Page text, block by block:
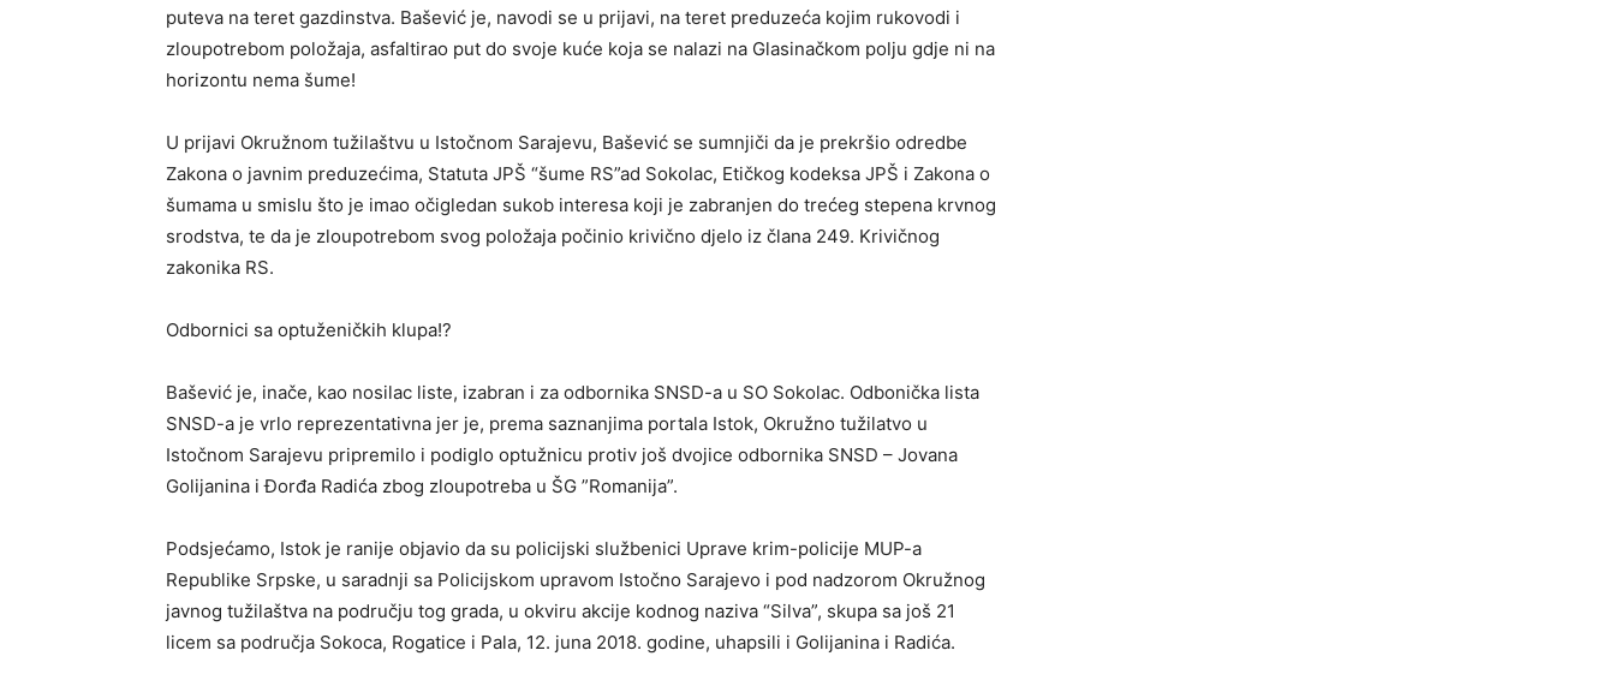
puteva na teret gazdinstva. Bašević je, navodi se u prijavi, na teret preduzeća kojim rukovodi i
zloupotrebom položaja, asfaltirao put do svoje kuće koja se nalazi na Glasinačkom polju gdje ni na
horizontu nema šume!
U prijavi Okružnom tužilaštvu u Istočnom Sarajevu, Bašević se sumnjiči da je prekršio odredbe
Zakona o javnim preduzećima, Statuta JPŠ “šume RS”ad Sokolac, Etičkog kodeksa JPŠ i Zakona o
šumama u smislu što je imao očigledan sukob interesa koji je zabranjen do trećeg stepena krvnog
srodstva, te da je zloupotrebom svog položaja počinio krivično djelo iz člana 249. Krivičnog
zakonika RS.
Odbornici sa optuženičkih klupa!?
Bašević je, inače, kao nosilac liste, izabran i za odbornika SNSD-a u SO Sokolac. Odbonička lista
SNSD-a je vrlo reprezentativna jer je, prema saznanjima portala Istok, Okružno tužilatvo u
Istočnom Sarajevu pripremilo i podiglo optužnicu protiv još dvojice odbornika SNSD – Jovana
Golijanina i Đorđa Radića zbog zloupotreba u ŠG ”Romanija”.
Podsjećamo, Istok je ranije objavio da su policijski službenici Uprave krim-policije MUP-a
Republike Srpske, u saradnji sa Policijskom upravom Istočno Sarajevo i pod nadzorom Okružnog
javnog tužilaštva na području tog grada, u okviru akcije kodnog naziva “Silva”, skupa sa još 21
licem sa područja Sokoca, Rogatice i Pala, 12. juna 2018. godine, uhapsili i Golijanina i Radića.